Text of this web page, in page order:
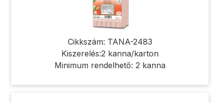
Cikkszám: TANA-2483
Kiszerelés:2 kanna/karton
Minimum rendelhető: 2 kanna